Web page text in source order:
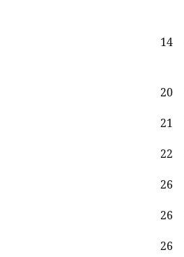
14
20
21
22
26
26
26